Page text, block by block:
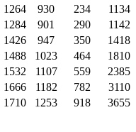
1264 930 234
1134
1284 901 290
1142
1426 947 350
1418
1488 1023 464
1810
1532 1107 559
2385
1666 1182 782
3110
1710 1253 918 3655